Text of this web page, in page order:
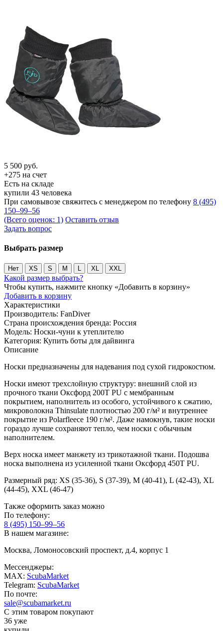
5 500 руб.
+275 на счет
Есть на складе
купили 43 человека
При самовывозе свяжитесь с менеджером по телефону 8 (495)
150–99–56
(Всего оценок: 1) Оставить отзыв
Задать вопрос
Выбрать размер
Нет XS S M L XL XXL
Какой размер выбрать?
Чтобы купить, нажмите кнопку «Добавить в корзину»
Добавить в корзину
Характеристики
Производитель: FanDiver
Страна происхождения бренда: Россия
Модель: Носки-чуни к утеплителю
Категория: Купить боты для дайвинга
Описание
Носки предназначены для надевания под сухой гидрокостюм.
Носки имеют трехслойную структуру: внешний слой из
прочного ткани Оксфорд 200Т PU с мембранным
покрытием, наполнитель из особого, устойчивого к сжатию,
микроволокна Thinsulate плотностью 200 г/м² и внутреннее
покрытие из Polarfleece 190 г/м². Даже намокнув, такие носки
гораздо лучше сохраняют тепло, чем носки с обычным
наполнителем.
Верх носка имеет манжету из трикотажной ткани. Подошва
носка выполнена из усиленной ткани Оксфорд 450Т PU.
Размерный ряд: XS (35-36), S (37-39), M (40-41), L (42-43), XL
(44-45), XXL (46-47)
Также оформить заказ можно
По телефону:
8 (495) 150–99–56
В нашем магазине:
Москва, Ломоносовский проспект, д.4, корпус 1
Мессенджеры:
MAX: ScubaMarket
Telegram: ScubaMarket
По почте:
sale@scubamarket.ru
С этим товаром покупают
36 уже